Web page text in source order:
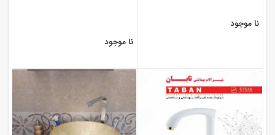
نا موجود
نا موجود